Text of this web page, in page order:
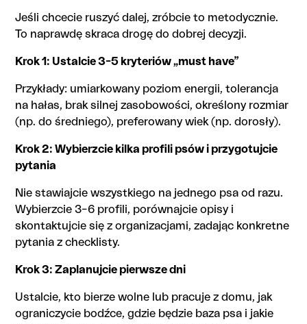
Jeśli chcecie ruszyć dalej, zróbcie to metodycznie.
To naprawdę skraca drogę do dobrej decyzji.
Krok 1: Ustalcie 3–5 kryteriów „must have”
Przykłady: umiarkowany poziom energii, tolerancja
na hałas, brak silnej zasobowości, określony rozmiar
(np. do średniego), preferowany wiek (np. dorosły).
Krok 2: Wybierzcie kilka profili psów i przygotujcie
pytania
Nie stawiajcie wszystkiego na jednego psa od razu.
Wybierzcie 3–6 profili, porównajcie opisy i
skontaktujcie się z organizacjami, zadając konkretne
pytania z checklisty.
Krok 3: Zaplanujcie pierwsze dni
Ustalcie, kto bierze wolne lub pracuje z domu, jak
ograniczycie bodźce, gdzie będzie baza psa i jakie